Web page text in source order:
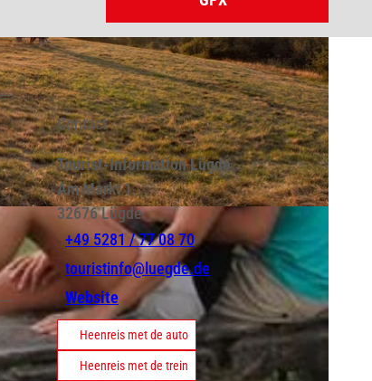
Contact
Tourist-Information Lügde
Am Markt 1
32676Lügde
+49 5281 / 77 08 70
touristinfo@luegde.de
Website
Heenreis met de auto
Heenreis met de trein